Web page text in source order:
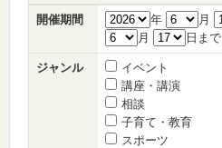
開催期間 年 月
月
日まで
ジャンル
イベント
講座・講演
相談
子育て・教育
スポーツ